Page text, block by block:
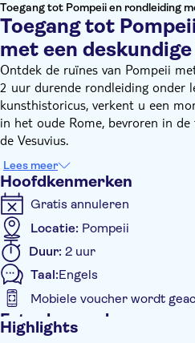
Toegang tot Pompeii en rondleiding
Toegang tot
met een
Ontdek de ruïnes van Pompeii
2 uur durende rondleiding onder
kunsthistoricus, verkent u een
in het oude Rome, bevroren in
de Vesuvius.
Begin uw reis door uw gids te
halen bij Piazza Esedra.
Archeologisch Park van Pompeii.
bezienswaardigheden, waaronder
Pompeii Forum, dat zowel een
centrum was. Bekijk de
op de met as bedekte huizen,
slachtoffers en meer - allemaal
achtergrond van de Vesuvius.
Je ticket bevat ook een in-app
points of interest. Nadat je tour is
Lees meer
Hoofdkenmerken
Gratis annuleren
Locatie: Pompeii
Duur: 2 uur
Taal:Engels
Mobiele voucher wordt
Extra kenmerken
Highlights